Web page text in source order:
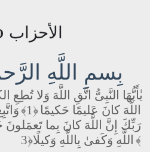
33 : Al-Ahzab الأحزاب
بِسمِ اللَّهِ
يٰأَيُّهَا النَّبِىُّ اتَّقِ اللَّهَ وَلا تُطِعِ
اللَّهَ كانَ عَليمًا حَكيمًا ﴿1﴾
رَبِّكَ إِنَّ اللَّهَ كانَ بِما تَعمَلونَ
اللَّهِ وَكَفىٰ بِاللَّهِ وَكيلًا ﴿3﴾